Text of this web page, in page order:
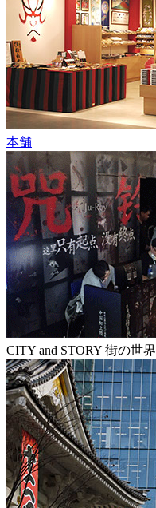
本舗
CITY and STORY 街の世界